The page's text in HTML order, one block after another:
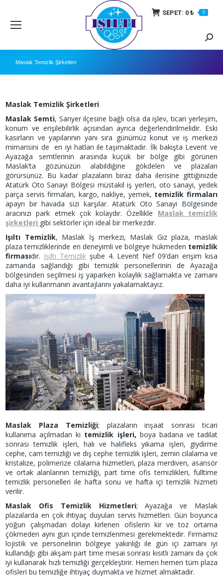
SEPET: 0 ₺ 0
Maslak Temizlik Şirketleri
Maslak Temizlik Şirketleri
Maslak Semti, Sarıyer ilçesine bağlı olsa da işlev, ticari yerleşim,
konum ve erişilebilirlik açısından ayrıca değerlendirilmelidir. Eski
kasırların ve yapılarının yanı sıra günümüz konut ve iş merkezi
mimarisini de en iyi hatları ile taşımaktadır. İlk bakışta Levent ve
Ayazağa semtlerinin arasında küçük bir bölge gibi görünen
Maslak’ta gözünüzün alabildiğine gökdelen ve plazaları
görürsünüz. Bu kadar plazaların biraz daha ilerisine gittiğinizde
Atatürk Oto Sanayi Bölgesi müstakil iş yerleri, oto sanayi, yedek
parça servis firmaları, kargo, nakliye, yemek, temizlik firmaları
apayrı bir havada sizi karşılar. Atatürk Oto Sanayi Bölgesinde
aracınızı park etmek çok kolaydır. Özellikle Maslak temizlik
şirketleri gibi sektörler için ideal bir merkezdir.
Işıltı Temizlik, Maslak İş merkezi, Maslak Giz plaza, maslak
plaza temizliklerinde en deneyimli ve bölgeye hükmeden temizlik
firmasıdır. Işıltı Temizlikşube 4. Levent Nef 09’dan erişim kısa
zamanda sağlandığı gibi temizlik personellerinin de Ayazağa
bölgesinden seçilmesi iş yaparken kolaylık sağlamakta ve zamanı
daha iyi kullanmanın avantajlarını yakalamaktayız.
Maslak Plaza Temizliği; plazaların inşaat sonrası ticari
kullanıma açılmadan ki temizlik işleri, boya badana ve tadilat
sonrası temizlik işleri, halı ve halıfleks yıkama işleri, giydirme
cephe, cam temizliği ve dış cephe temizlik işleri, zemin cilalama ve
kristalize, polimerize cilalama hizmetleri, plaza merdiven, asansör
ve ortak alanlarının temizliği, part time ofis temizlikleri, fulltime
temizlik personelleri ile hafta sonu ve hafta içi temizlik hizmeti
verilir.
Maslak Ofis Temizlik Hizmetleri; Ayazağa ve Maslak
plazalarda en çok ihtiyaç duyulan servis hizmetleri. Gün boyunca
yoğun çalışmadan dolayı kirlenen ofislerin kir ve toz ortama
çökmeden aynı gün içinde temizlenmesi gerekmektedir. Firmamız
lojistik ve personelinin bölgeye yakınlığı ile gün içi zamanı iyi
kullandığı gibi akşam part time mesai sonrası kısıtlı zamanı da çok
iyi kullanarak hızlı temizliği gerçekleştirir. Hemen hemen tüm plaza
ofisleri bu temizliğe ihtiyaç duymakta ve hizmet almaktadır.